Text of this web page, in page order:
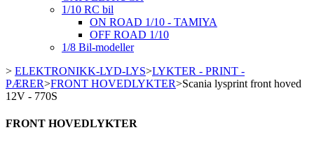
1/10 RC bil
ON ROAD 1/10 - TAMIYA
OFF ROAD 1/10
1/8 Bil-modeller
> ELEKTRONIKK-LYD-LYS>LYKTER - PRINT -
PÆRER>FRONT HOVEDLYKTER>Scania lysprint front hoved
12V - 770S
FRONT HOVEDLYKTER